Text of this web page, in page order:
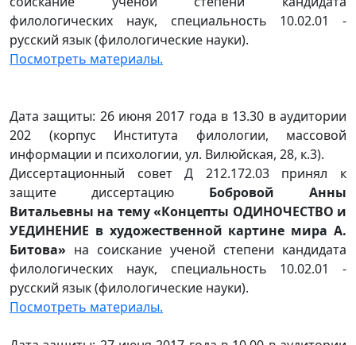
филологических наук, специальность 10.02.01 -
русский язык (филологические науки).
Посмотреть материалы.
Дата защиты: 26 июня 2017 года в 13.30 в аудитории
202 (корпус Института филологии, массовой
информации и психологии, ул. Вилюйская, 28, к.3).
Диссертационный совет Д 212.172.03 принял к
защите диссертацию Бобровой Анны
Витальевны на тему «Концепты ОДИНОЧЕСТВО и
УЕДИНЕНИЕ в художественной картине мира А.
Битова» на соискание ученой степени кандидата
филологических наук, специальность 10.02.01 -
русский язык (филологические науки).
Посмотреть материалы.